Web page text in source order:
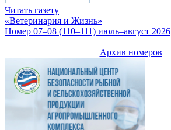
Читать газету
«Ветеринария и Жизнь»
Номер 07–08 (110–111) июль–август 2026
Архив номеров